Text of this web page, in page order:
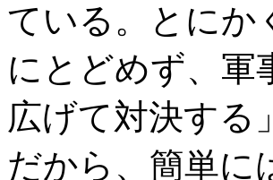
ている。とにか
にとどめず、軍
広げて対決する
だから、簡単に